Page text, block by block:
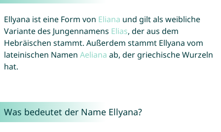
Ellyana ist eine Form von Eliana und gilt als weibliche
Variante des Jungennamens Elias, der aus dem
Hebräischen stammt. Außerdem stammt Ellyana vom
lateinischen Namen Aeliana ab, der griechische Wurzeln
hat.
Was bedeutet der Name Ellyana?